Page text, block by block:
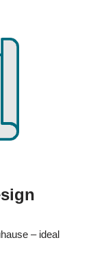
– ideal